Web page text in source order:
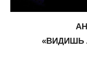
«ВИДИШЬ